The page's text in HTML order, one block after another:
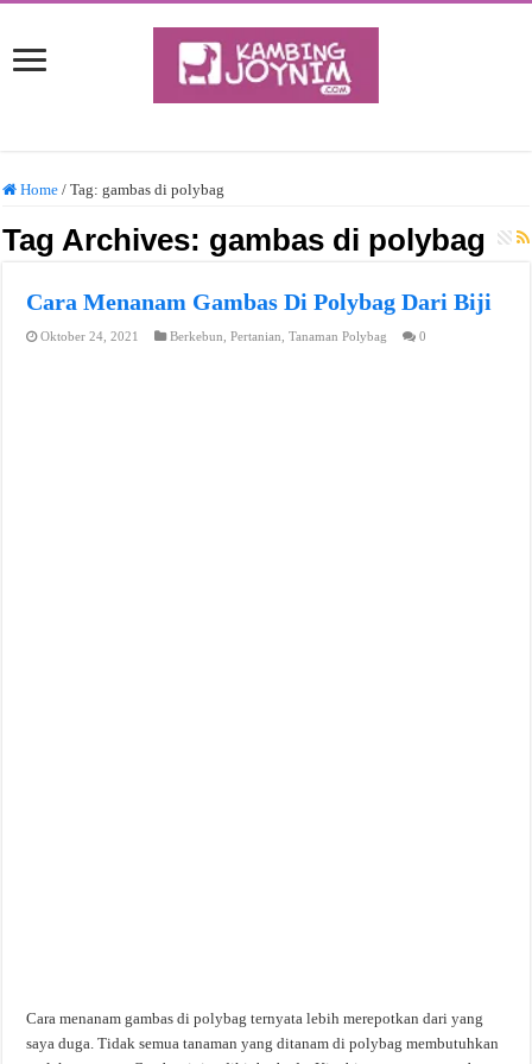
Home / Tag:gambas di polybag
Tag Archives: gambas di polybag
Cara Menanam Gambas Di Polybag Dari Biji
Oktober 24, 2021 Berkebun ,Pertanian ,Tanaman Polybag 0
Cara menanam gambas di polybag ternyata lebih merepotkan dari yang
saya duga. Tidak semua tanaman yang ditanam di polybag membutuhkan